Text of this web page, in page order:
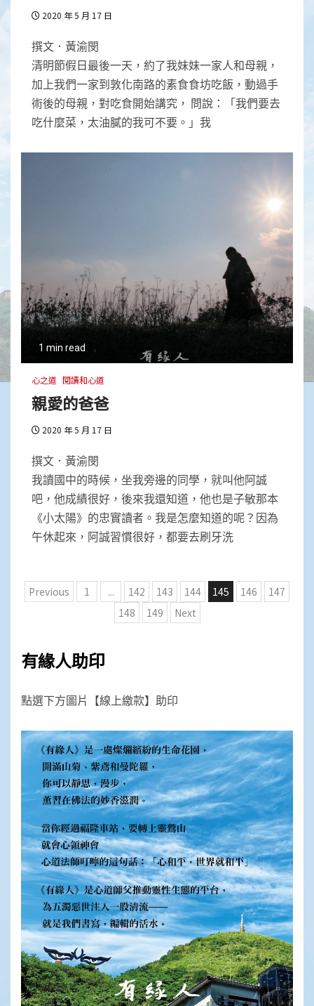
2020 年 5 月 17 日
撰文．黃渝閔
清明節假日最後一天，約了我妹妹一家人和母親，
加上我們一家到敦化南路的素食食坊吃飯，動過手
術後的母親，對吃食開始講究， 問說：「我們要去
吃什麼菜，太油膩的我可不要。」我
1 min read
心之道 閱讀和心道
親愛的爸爸
2020 年 5 月 17 日
撰文．黃渝閔
我讀國中的時候，坐我旁邊的同學，就叫他阿誠
吧，他成績很好，後來我還知道，他也是子敏那本
《小太陽》的忠實讀者。我是怎麼知道的呢？因為
午休起來，阿誠習慣很好，都要去刷牙洗
文
頁
Previous 1 ... 142 143 144 145 146
147
148
149 Next
有緣人助印
點選下方圖片【線上繳款】助印